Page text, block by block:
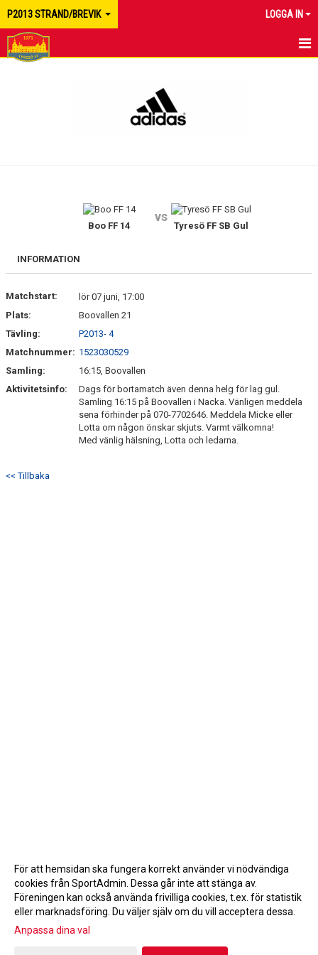
P2013 STRAND/BREVIK LOGGA IN
DOKUMENT
Boo FF 14
vs
Tyresö FF SB Gul
INFORMATION
Matchstart:
lör 07 juni, 17:00
Plats:
Boovallen 21
Tävling:
P2013- 4
Matchnummer: 1523030529
Samling:
16:15, Boovallen
Aktivitetsinfo:
Dags för bortamatch även denna helg för lag gul.
Samling 16:15 på Boovallen i Nacka. Vänligen meddela
sena förhinder på 070-7702646. Meddela Micke eller
Lotta om någon önskar skjuts. Varmt välkomna!
Med vänlig hälsning, Lotta och ledarna.
<< Tillbaka
Gå till Webbversion
För att hemsidan ska fungera korrekt använder vi nödvändiga
cookies från SportAdmin. Dessa går inte att stänga av.
Föreningen kan också använda frivilliga cookies, t.ex. för statistik
eller marknadsföring. Du väljer själv om du vill acceptera dessa.
Anpassa dina val